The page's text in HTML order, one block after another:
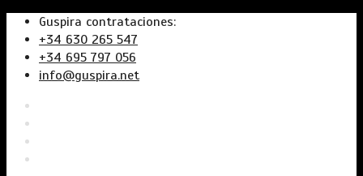
Guspira contrataciones:
+34 630 265 547
+34 695 797 056
info@guspira.net